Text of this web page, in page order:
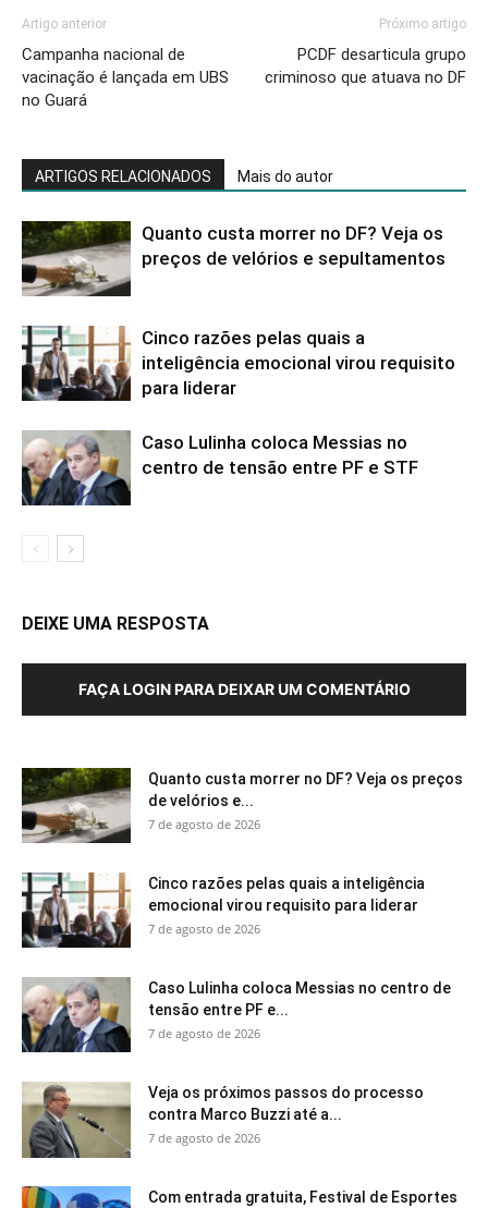
Artigo anterior
Campanha nacional de
vacinação é lançada em UBS
no Guará
Próximo artigo
PCDF desarticula grupo
criminoso que atuava no DF
ARTIGOS RELACIONADOS Mais do autor
Quanto custa morrer no DF? Veja os
preços de velórios e sepultamentos
Cinco razões pelas quais a
inteligência emocional virou requisito
para liderar
Caso Lulinha coloca Messias no
centro de tensão entre PF e STF
DEIXE UMA RESPOSTA
FAÇA LOGIN PARA DEIXAR UM COMENTÁRIO
Quanto custa morrer no DF? Veja os preços
de velórios e...
7 de agosto de 2026
Cinco razões pelas quais a inteligência
emocional virou requisito para liderar
7 de agosto de 2026
Caso Lulinha coloca Messias no centro de
tensão entre PF e...
7 de agosto de 2026
Veja os próximos passos do processo
contra Marco Buzzi até a...
7 de agosto de 2026
Com entrada gratuita, Festival de Esportes